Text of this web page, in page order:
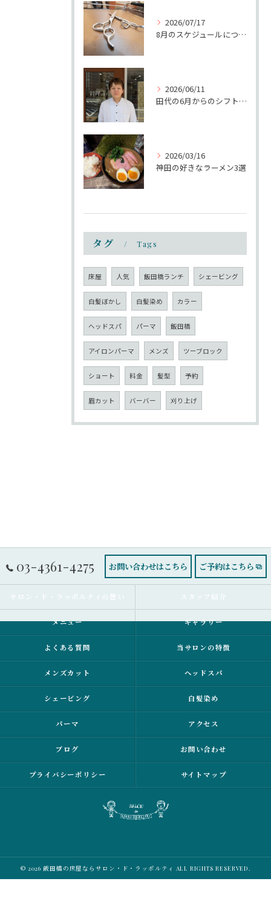
2026/07/17
8月のスケジュールについて
2026/06/11
田代の6月からのシフトについて
2026/03/16
神田の好きなラーメン3選
タグ Tags
床屋 人気 飯田橋ランチ シェービング
白髪ぼかし 白髪染め カラー
ヘッドスパ パーマ 飯田橋
アイロンパーマ メンズ ツーブロック
ショート 料金 髪型 予約
眉カット バーバー 刈り上げ
03-4361-4275 お問い合わせはこちら ご予約はこちら
サロン・ド・ラッポルティの想い スタッフ紹介
メニュー ギャラリー
よくある質問 当サロンの特徴
メンズカット ヘッドスパ
シェービング 白髪染め
パーマ アクセス
ブログ お問い合わせ
プライバシーポリシー サイトマップ
© 2026 飯田橋の床屋ならサロン・ド・ラッポルティ ALL RIGHTS RESERVED.